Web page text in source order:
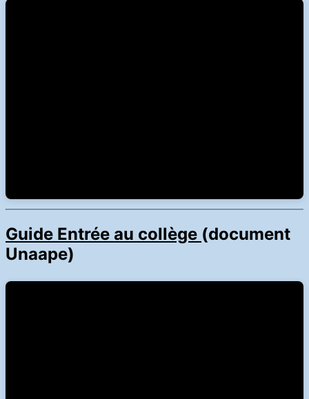
Guide Entrée au collège (document
Unaape)